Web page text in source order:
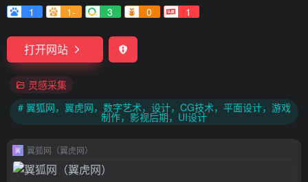
1
1- 3 0 1
打开网站
灵感采集
# 翼狐网，翼虎网，数字艺术，设计，CG技术，平面设计，游戏
制作，影视后期，UI设计
翼狐网（翼虎网）